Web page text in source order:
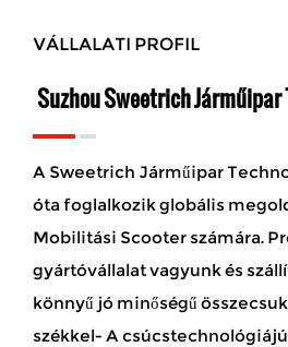
VÁLLALATI PROFIL
Suzhou Sweetrich Járműipar
A Sweetrich Járműipar
óta foglalkozik globális
Mobilitási Scooter számára.
gyártóvállalat vagyunk és
könnyű jó minőségű
székkel- A